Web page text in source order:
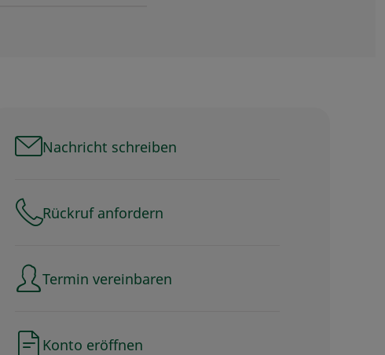
Nachricht schreiben
Rückruf anfordern
Termin vereinbaren
Konto eröffnen